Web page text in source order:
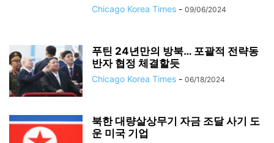
Chicago Korea Times - 09/06/2024
푸틴 24년만의 방북… 포괄적 전략동
반자 협정 체결할듯
Chicago Korea Times - 06/18/2024
북한 대량살상무기 자금 조달 사기 도
운 미국 기업